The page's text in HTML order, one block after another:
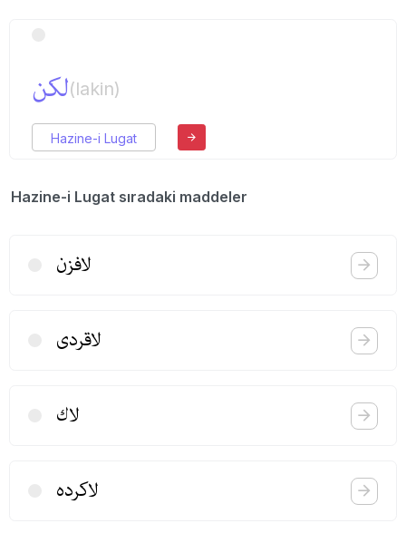
لكن(lakin)
Hazine-i Lugat
Hazine-i Lugat sıradaki maddeler
لافزن
لاقردی
لاك
لاكرده